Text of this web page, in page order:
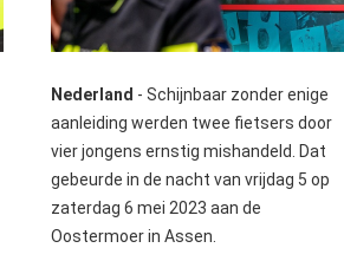
Nederland - Schijnbaar zonder enige
aanleiding werden twee fietsers door
vier jongens ernstig mishandeld. Dat
gebeurde in de nacht van vrijdag 5 op
zaterdag 6 mei 2023 aan de
Oostermoer in Assen.